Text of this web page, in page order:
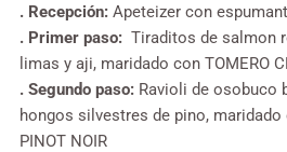
. Recepción: Apeteizer con
. Primer paso: Tiraditos de salmon
limas y aji, maridado con TOMERO
. Segundo paso: Ravioli de osobuco
hongos silvestres de pino, maridado
PINOT NOIR